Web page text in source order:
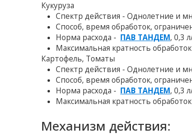
Кукуруза
Спектр действия - Однолетние и
Способ, время обработок,
Норма расхода - ПАВ ТАНДЕМ, 0,3
Максимальная кратность обработок
Картофель, Томаты
Спектр действия - Однолетние и
Способ, время обработок,
Норма расхода - ПАВ ТАНДЕМ, 0,3
Максимальная кратность обработок
Механизм действия: